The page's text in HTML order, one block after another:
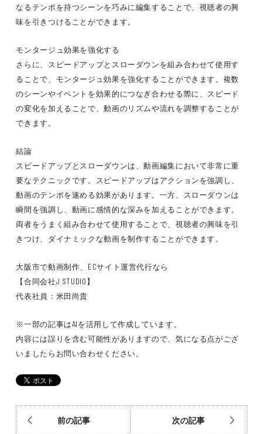
なるテンポを持つシーンを巧みに編集することで、視聴者の興
味を引きつけることができます。
モンタージュ効果を強化する
さらに、スピードアップとスローダウンを組み合わせて使用す
ることで、モンタージュ効果を強化することができます。複数
のシーンやイベントを効果的につなぎ合わせる際に、スピード
の変化を加えることで、動画のリズムや流れを調整することが
できます。
結論
スピードアップとスローダウンは、動画編集において非常に重
要なテクニックです。スピードアップはアクションを強調し、
動画のテンポを速める効果があります。一方、スローダウンは
瞬間を強調し、動画に感情的な深みを加えることができます。
両者をうまく組み合わせて使用することで、視聴者の興味を引
きつけ、ダイナミックな動画を制作することができます。
大阪市で動画制作、ECサイト運営代行なら
【合同会社J STUDIO】
代表社員：米田尚貴
※一部の記事はAIを活用して作成しています。
内容には誤りを含む可能性がありますので、気になる点がござ
いましたらお問い合わせください。
前の記事 次の記事